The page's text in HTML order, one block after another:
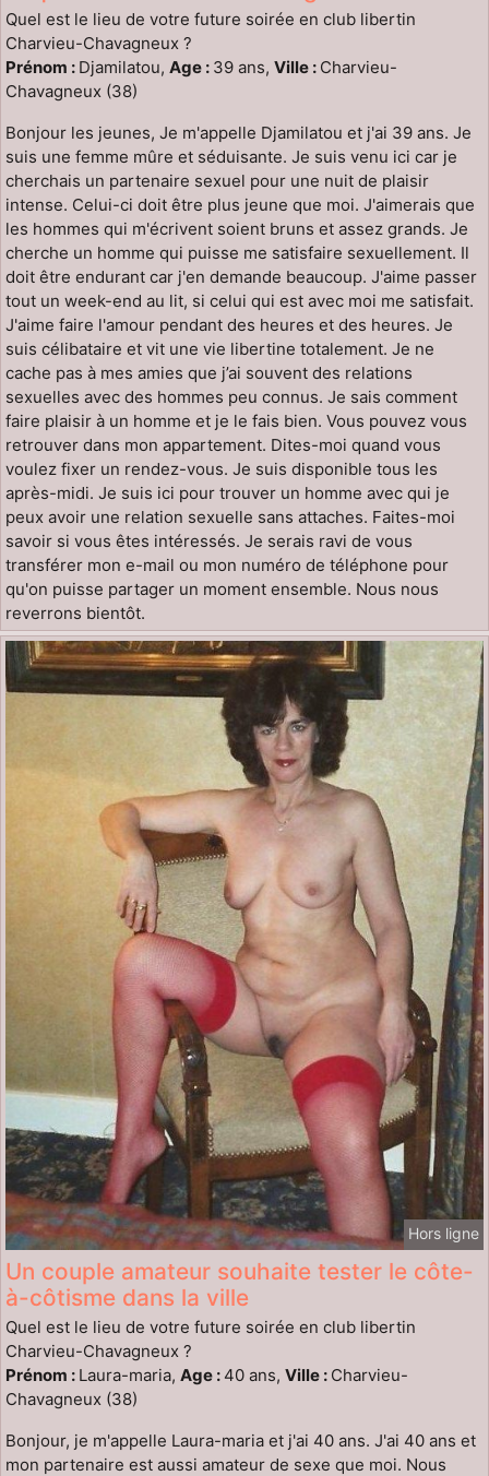
Quel est le lieu de votre future soirée en club libertin
Charvieu-Chavagneux ?
Prénom : Djamilatou, Age : 39 ans, Ville : Charvieu-
Chavagneux (38)
Bonjour les jeunes, Je m'appelle Djamilatou et j'ai 39 ans. Je
suis une femme mûre et séduisante. Je suis venu ici car je
cherchais un partenaire sexuel pour une nuit de plaisir
intense. Celui-ci doit être plus jeune que moi. J'aimerais que
les hommes qui m'écrivent soient bruns et assez grands. Je
cherche un homme qui puisse me satisfaire sexuellement. Il
doit être endurant car j'en demande beaucoup. J'aime passer
tout un week-end au lit, si celui qui est avec moi me satisfait.
J'aime faire l'amour pendant des heures et des heures. Je
suis célibataire et vit une vie libertine totalement. Je ne
cache pas à mes amies que j’ai souvent des relations
sexuelles avec des hommes peu connus. Je sais comment
faire plaisir à un homme et je le fais bien. Vous pouvez vous
retrouver dans mon appartement. Dites-moi quand vous
voulez fixer un rendez-vous. Je suis disponible tous les
après-midi. Je suis ici pour trouver un homme avec qui je
peux avoir une relation sexuelle sans attaches. Faites-moi
savoir si vous êtes intéressés. Je serais ravi de vous
transférer mon e-mail ou mon numéro de téléphone pour
qu'on puisse partager un moment ensemble. Nous nous
reverrons bientôt.
Hors ligne
Un couple amateur souhaite tester le côte-
à-côtisme dans la ville
Quel est le lieu de votre future soirée en club libertin
Charvieu-Chavagneux ?
Prénom : Laura-maria, Age : 40 ans, Ville : Charvieu-
Chavagneux (38)
Bonjour, je m'appelle Laura-maria et j'ai 40 ans. J'ai 40 ans et
mon partenaire est aussi amateur de sexe que moi. Nous